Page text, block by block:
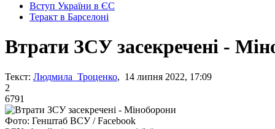
Вступ України в ЄС
Теракт в Барселоні
Втрати ЗСУ засекречені -
Текст: Людмила Троценко, 14 липня 2022, 17:09
2
6791
Фото: Генштаб ВСУ / Facebook